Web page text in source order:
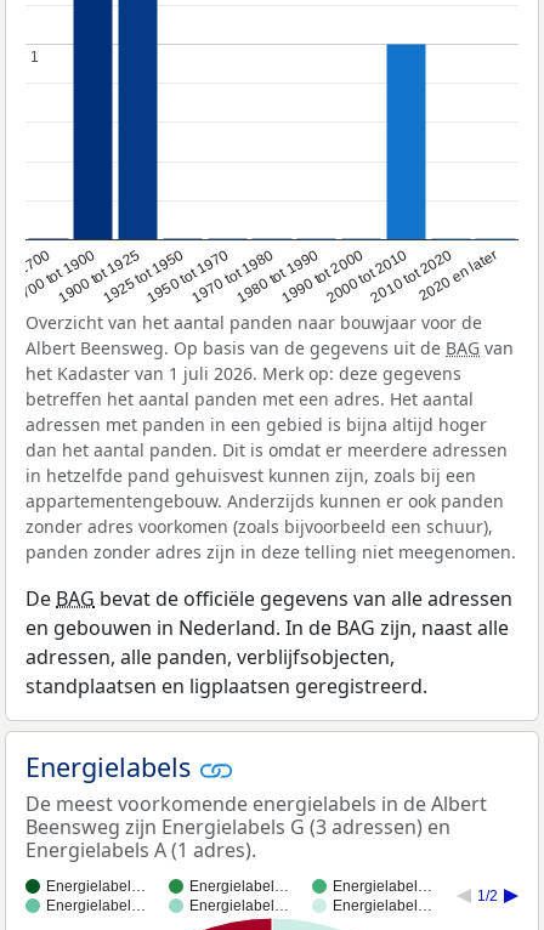
1700
1700 tot 1900
1900 tot 19251925 tot 19501950 tot 19701970 tot 19801980 tot 19901990 tot 20002000 tot 20102010 tot 20202020 en later
11
Overzicht van het aantal panden naar bouwjaar voor de
Albert Beensweg. Op basis van de gegevens uit de BAG van
het Kadaster van 1 juli 2026. Merk op: deze gegevens
betreffen het aantal panden met een adres. Het aantal
adressen met panden in een gebied is bijna altijd hoger
dan het aantal panden. Dit is omdat er meerdere adressen
in hetzelfde pand gehuisvest kunnen zijn, zoals bij een
appartementengebouw. Anderzijds kunnen er ook panden
zonder adres voorkomen (zoals bijvoorbeeld een schuur),
panden zonder adres zijn in deze telling niet meegenomen.
De BAG bevat de officiële gegevens van alle adressen
en gebouwen in Nederland. In de BAG zijn, naast alle
adressen, alle panden, verblijfsobjecten,
standplaatsen en ligplaatsen geregistreerd.
Energielabels
De meest voorkomende energielabels in de Albert
Beensweg zijn Energielabels G (3 adressen) en
Energielabels A (1 adres).
Energielabel… Energielabel…
Energielabel…
Energielabel…
Energielabel… Energielabel…
1/2